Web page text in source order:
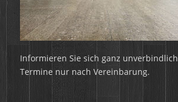
Informieren Sie sich ganz unverbindlich
Termine nur nach Vereinbarung.